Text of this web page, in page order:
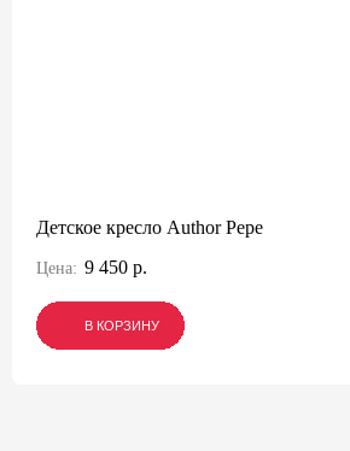
Детское кресло Author Pepe
Цена: 9 450 р.
В КОРЗИНУ
В КОРЗИНУ
В КОРЗИНУ